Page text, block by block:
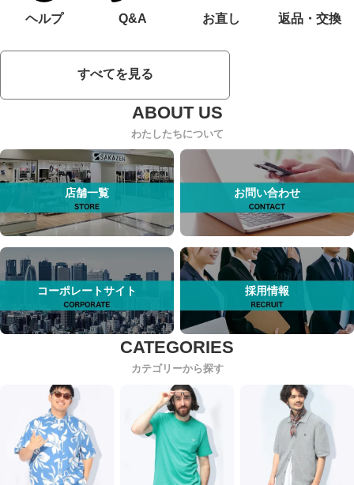
ヘルプ Q&A お直し 返品・交換
すべてを見る
わたしたちについて
店舗一覧 お問い合わせ
コーポレートサイト 採用情報
カテゴリーから探す